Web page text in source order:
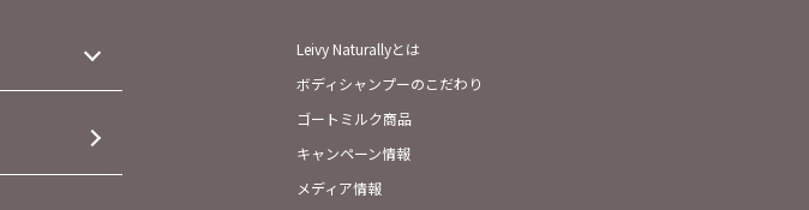
Leivy Naturallyとは
ボディシャンプーのこだわり
ゴートミルク商品
キャンペーン情報
メディア情報